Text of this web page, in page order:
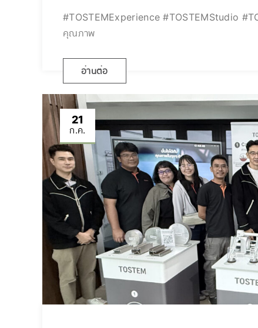
#TOSTEMExperience #TOSTEMStudio
คุณภาพ
อ่านต่อ
21
ก.ค.